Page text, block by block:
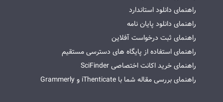
راهنمای دانلود استاندارد
راهنمای دانلود پایان نامه
راهنمای ثبت درخواست آفلاین
راهنمای استفاده از پایگاه های دسترسی مستقیم
راهنمای خرید اکانت اختصاصی SciFinder
راهنمای بررسی مقاله شما با iThenticate و Grammerly